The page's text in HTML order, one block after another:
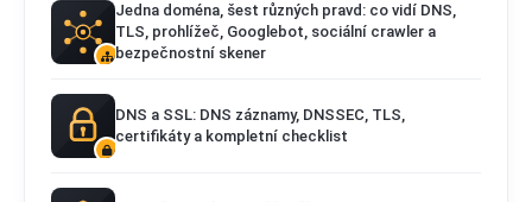
Jedna doména, šest různých pravd: co vidí DNS,
TLS, prohlížeč, Googlebot, sociální crawler a
bezpečnostní skener
DNS a SSL: DNS záznamy, DNSSEC, TLS,
certifikáty a kompletní checklist